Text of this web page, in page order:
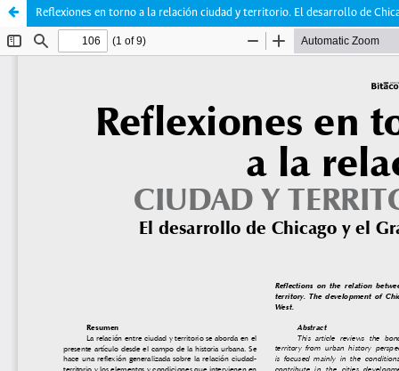
Reflexiones en torno a la relación ciudad y territorio. El desarrollo de